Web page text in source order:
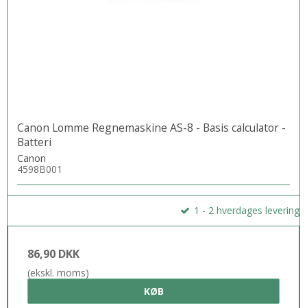
Canon Lomme Regnemaskine AS-8 - Basis calculator -
Batteri
Canon
4598B001
1 - 2 hverdages levering
86,90 DKK
(ekskl. moms)
KØB